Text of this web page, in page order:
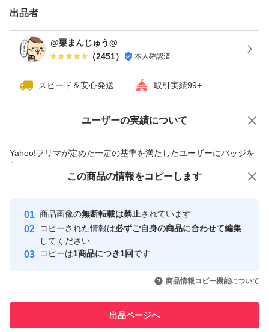
出品者
@栗まんじゅう@
（2451） 本人確認済
スピード＆安心発送 取引実績99+
ユーザーの実績について
Yahoo!フリマが定めた一定の基準を満たしたユーザーにバッジを
付与しています
安心取引出品者
心・安全なユーザーです
取引実績
引を完了させた実績があります
での取引実績があります
価格の相談 商品への質問
この商品の情報をコピーします
商品画像の無断転載は禁止されています
コピーされた情報は必ずご自身の商品に合わせて編集
してください
コピーは1商品につき1回です
商品情報コピー機能について
出品ページへ
この商品をみている人にオススメ